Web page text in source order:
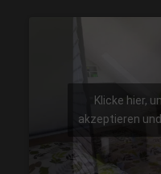
Klicke hier,
akzeptieren